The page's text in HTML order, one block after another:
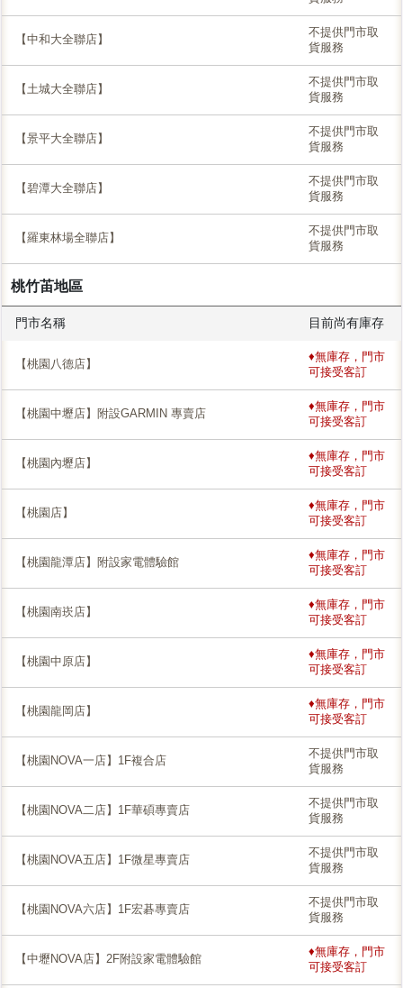
【中和大全聯店】
不提供門市取
貨服務
【土城大全聯店】
不提供門市取
貨服務
【景平大全聯店】
不提供門市取
貨服務
【碧潭大全聯店】
不提供門市取
貨服務
【羅東林場全聯店】
不提供門市取
貨服務
桃竹苖地區
門市名稱 目前尚有庫存
【桃園八德店】
♦無庫存，門市
可接受客訂
【桃園中壢店】附設GARMIN 專賣店
♦無庫存，門市
可接受客訂
【桃園內壢店】
♦無庫存，門市
可接受客訂
【桃園店】
♦無庫存，門市
可接受客訂
【桃園龍潭店】附設家電體驗館
♦無庫存，門市
可接受客訂
【桃園南崁店】
♦無庫存，門市
可接受客訂
【桃園中原店】
♦無庫存，門市
可接受客訂
【桃園龍岡店】
♦無庫存，門市
可接受客訂
【桃園NOVA一店】1F複合店
不提供門市取
貨服務
【桃園NOVA二店】1F華碩專賣店
不提供門市取
貨服務
【桃園NOVA五店】1F微星專賣店
不提供門市取
貨服務
【桃園NOVA六店】1F宏碁專賣店
不提供門市取
貨服務
【中壢NOVA店】2F附設家電體驗館
♦無庫存，門市
可接受客訂